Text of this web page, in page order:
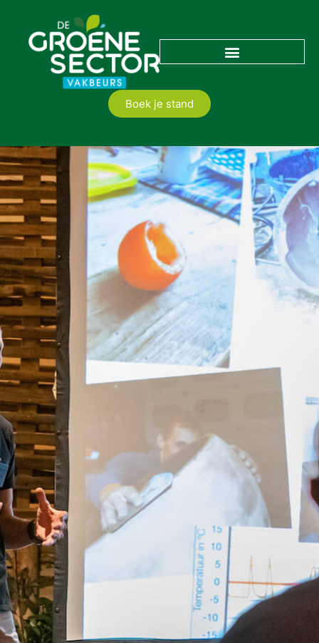
Boek je stand